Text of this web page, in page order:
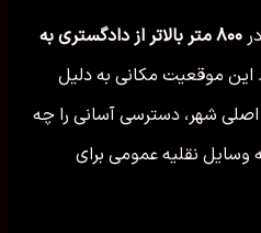
۸۰۰ متر بالاتر از دادگستری به
موقعیت مکانی به دلیل
اصلی شهر، دسترسی آسانی را چه
نقلیه عمومی برای